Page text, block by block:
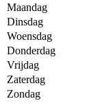
Maandag
Dinsdag
Woensdag
Donderdag
Vrijdag
Zaterdag
Zondag